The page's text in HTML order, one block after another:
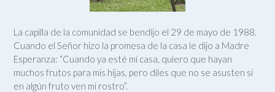
La capilla de la comunidad se bendijo el 29 de mayo de 1988.
Cuando el Señor hizo la promesa de la casa le dijo a Madre
Esperanza: “Cuando ya esté mi casa, quiero que hayan
muchos frutos para mis hijas, pero diles que no se asusten si
en algún fruto ven mi rostro”.